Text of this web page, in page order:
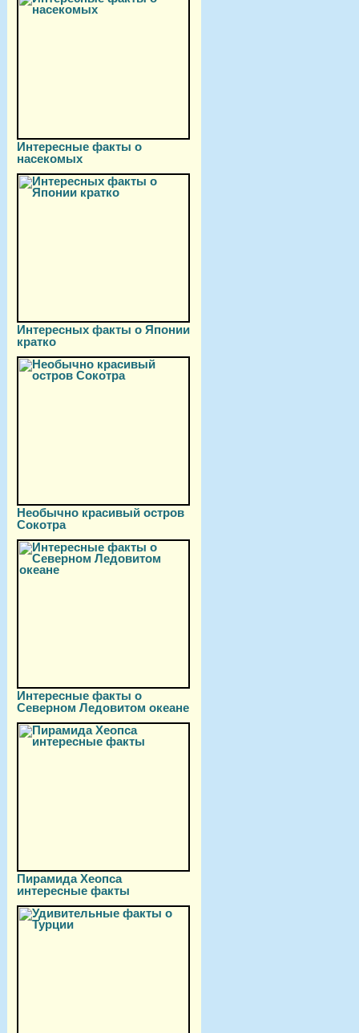
Интересные факты о
насекомых
Интересных факты о Японии
кратко
Необычно красивый остров
Сокотра
Интересные факты о
Северном Ледовитом океане
Пирамида Хеопса
интересные факты